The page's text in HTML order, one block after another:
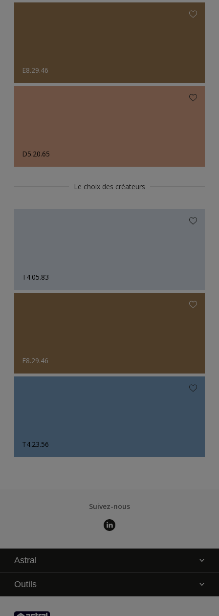
E8.29.46
D5.20.65
Le choix des créateurs
T4.05.83
E8.29.46
T4.23.56
Suivez-nous
Astral
La marque
Service technique
Contact
Outils